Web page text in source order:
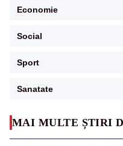
MAI MULTE ȘTIRI
Economie
Social
Sport
Sanatate